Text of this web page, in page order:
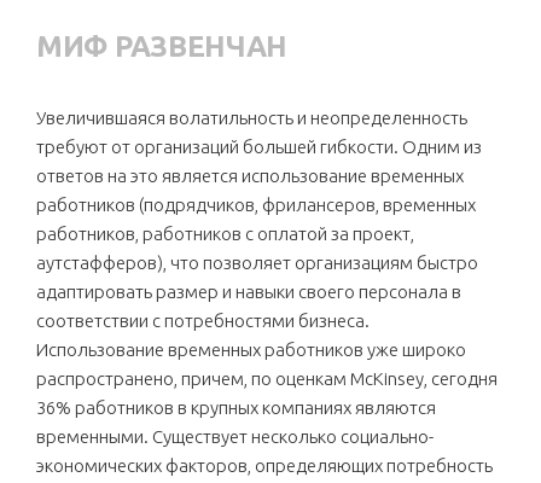
МИФ РАЗВЕНЧАН
Увеличившаяся волатильность и неопределенность
требуют от организаций большей гибкости. Одним из
ответов на это является использование временных
работников (подрядчиков, фрилансеров, временных
работников, работников с оплатой за проект,
аутстафферов), что позволяет организациям быстро
адаптировать размер и навыки своего персонала в
соответствии с потребностями бизнеса.
Использование временных работников уже широко
распространено, причем, по оценкам McKinsey, сегодня
36% работников в крупных компаниях являются
временными. Существует несколько социально-
экономических факторов, определяющих потребность